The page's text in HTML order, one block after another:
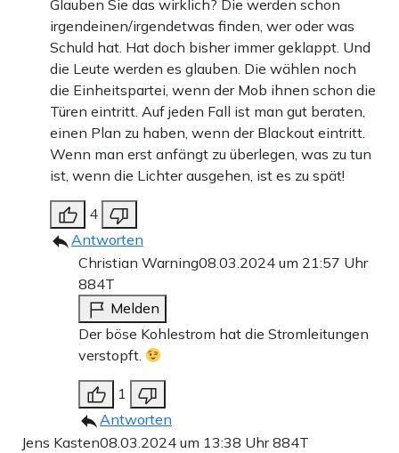
Glauben Sie das wirklich? Die werden schon
irgendeinen/irgendetwas finden, wer oder was
Schuld hat. Hat doch bisher immer geklappt. Und
die Leute werden es glauben. Die wählen noch
die Einheitspartei, wenn der Mob ihnen schon die
Türen eintritt. Auf jeden Fall ist man gut beraten,
einen Plan zu haben, wenn der Blackout eintritt.
Wenn man erst anfängt zu überlegen, was zu tun
ist, wenn die Lichter ausgehen, ist es zu spät!
4
Antworten
Christian Warning08.03.2024 um 21:57 Uhr
884T
Melden
Der böse Kohlestrom hat die Stromleitungen
verstopft.
1
Antworten
Jens Kasten08.03.2024 um 13:38 Uhr884T